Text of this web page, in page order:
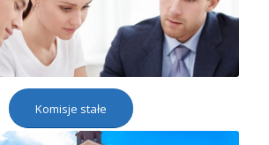
Komisje stałe